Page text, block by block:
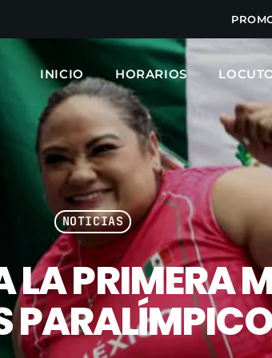
INICIO HORARIOS
ARCHIVOS
marzo 2025
febrero 2025
enero 2025
diciembre 2024
noviembre 2024
octubre 2024
NOTICIAS
PRIMERA